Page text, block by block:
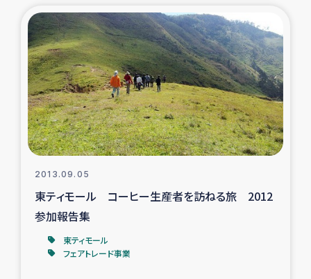
トルコ・シリア地震被災者支援
デニヤヤ小規模紅茶農家支援
コーヒー生産者支援
アイナロ県マウベシ郡でのコーヒー畑改善事業
ベイルート大規模爆発被災者支援
アグロフォレストリー（カカオ）事業
2013.09.05
東ティモール コーヒー生産者を訪ねる旅 2012
参加報告集
東ティモール
フェアトレード事業